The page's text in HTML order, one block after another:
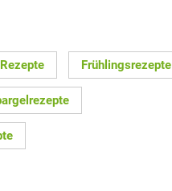
Frühlingsrezepte